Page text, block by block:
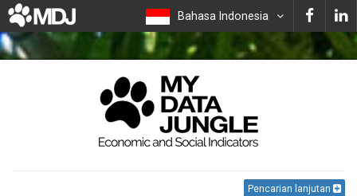
Bahasa Indonesia
Pencarian lanjutan